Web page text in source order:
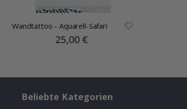
Wandtattoo - Aquarell-Safari
Special
Price
25,00 €
Beliebte Kategorien